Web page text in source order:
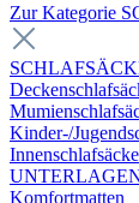
Zur Kategorie
Kinder-/
Innenschlafsäcke
Komfortmatten